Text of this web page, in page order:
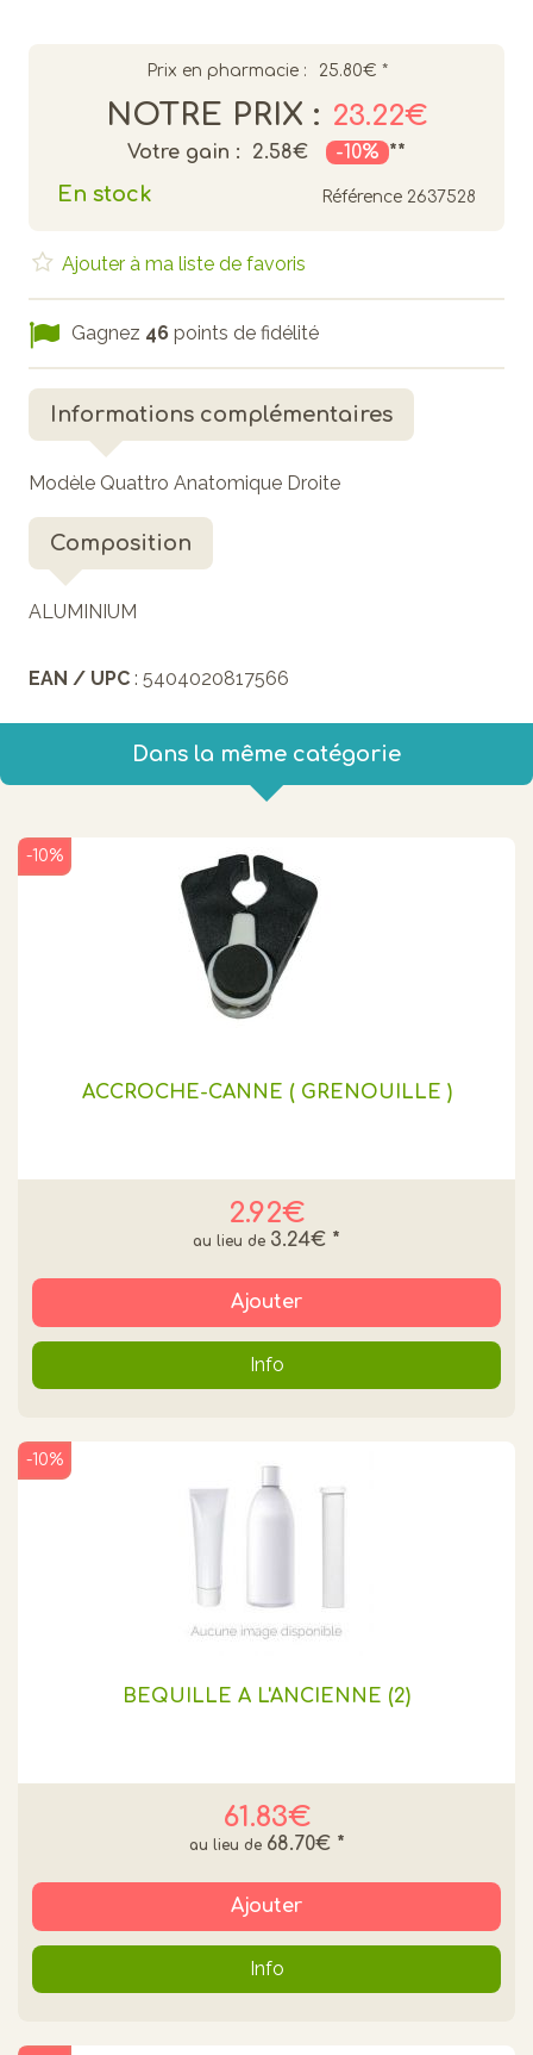
Prix en pharmacie : 25.80€ *
NOTRE PRIX : 23.22€
Votre gain : 2.58€ -10% **
En stock Référence 2637528
Ajouter à ma liste de favoris
Gagnez 46 points de fidélité
Informations complémentaires
Modèle Quattro Anatomique Droite
Composition
ALUMINIUM
EAN / UPC : 5404020817566
Dans la même catégorie
ACCROCHE-CANNE ( GRENOUILLE )
2.92€
-10%
3.24€ *
Ajouter
Info
BEQUILLE A L'ANCIENNE (2)
61.83€
-10%
68.70€ *
Ajouter
Info